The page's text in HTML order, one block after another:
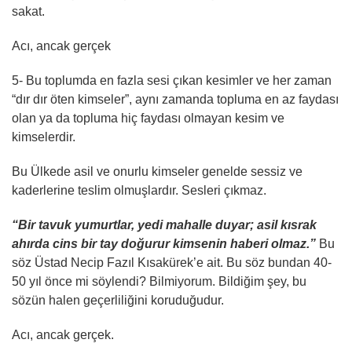
sakat.
Acı, ancak gerçek
5- Bu toplumda en fazla sesi çıkan kesimler ve her zaman
“dır dır öten kimseler”, aynı zamanda topluma en az faydası
olan ya da topluma hiç faydası olmayan kesim ve
kimselerdir.
Bu Ülkede asil ve onurlu kimseler genelde sessiz ve
kaderlerine teslim olmuşlardır. Sesleri çıkmaz.
“Bir tavuk yumurtlar, yedi mahalle duyar; asil kısrak
ahırda cins bir tay doğurur kimsenin haberi olmaz.” Bu
söz Üstad Necip Fazıl Kısakürek’e ait. Bu söz bundan 40-
50 yıl önce mi söylendi? Bilmiyorum. Bildiğim şey, bu
sözün halen geçerliliğini koruduğudur.
Acı, ancak gerçek.